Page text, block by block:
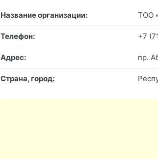
Название организации: ТОО
Телефон: +7
Адрес: пр.
Страна, город: